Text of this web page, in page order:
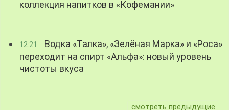
коллекция напитков в «Кофемании»
12:21
Водка «Талка», «Зелёная Марка» и «Роса»
переходит на спирт «Альфа»: новый уровень
чистоты вкуса
смотреть предыдущие